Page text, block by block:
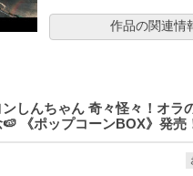
作品の関連情
ンしんちゃん 奇々怪々！オラ
《ポップコーンBOX》発売